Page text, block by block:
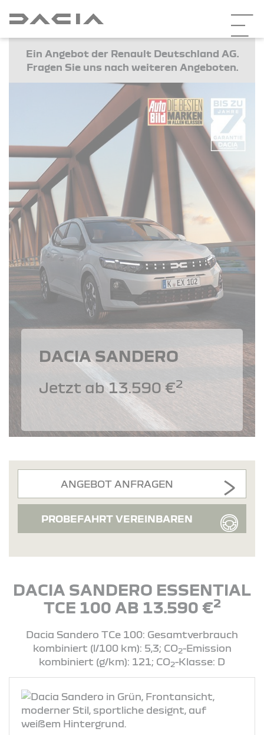
Ein Angebot der Renault Deutschland AG.
Fragen Sie uns nach weiteren Angeboten.
DACIA SANDERO
Jetzt ab 13.590 €2
ANGEBOT ANFRAGEN
PROBEFAHRT VEREINBAREN
DACIA SANDERO ESSENTIAL
TCE 100 AB 13.590 €2
Dacia Sandero TCe 100: Gesamtverbrauch
kombiniert (l/100 km): 5,3; CO2-Emission
kombiniert (g/km): 121; CO2-Klasse: D